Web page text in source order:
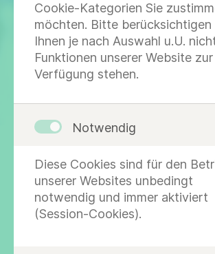
Das immunhämatologische
Standort St. Georg ist auf die
komplexer
spezialisiert. Dazu gehören v. a.
Cookie-Kategorien Sie
möchten. Bitte berücksichtigen
Ihnen je nach Auswahl u.U.
Funktionen unserer Website zur
Verfügung stehen.
Notwendig
Diese Cookies sind für den
unserer Websites unbedingt
notwendig und immer aktiviert
(Session-Cookies).